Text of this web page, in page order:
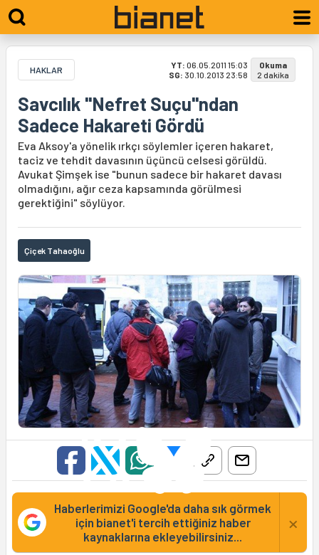
HAKLAR YT: 06.05.2011 15:03
SG: 30.10.2013 23:58
Okuma
2 dakika
Savcılık "Nefret Suçu"ndan
Sadece Hakareti Gördü
Eva Aksoy'a yönelik ırkçı söylemler içeren hakaret,
taciz ve tehdit davasının üçüncü celsesi görüldü.
Avukat Şimşek ise "bunun sadece bir hakaret davası
olmadığını, ağır ceza kapsamında görülmesi
gerektiğini" söylüyor.
Çiçek Tahaoğlu
Haberlerimizi Google'da daha sık görmek
için bianet'i tercih ettiğiniz haber
kaynaklarına ekleyebilirsiniz...
×